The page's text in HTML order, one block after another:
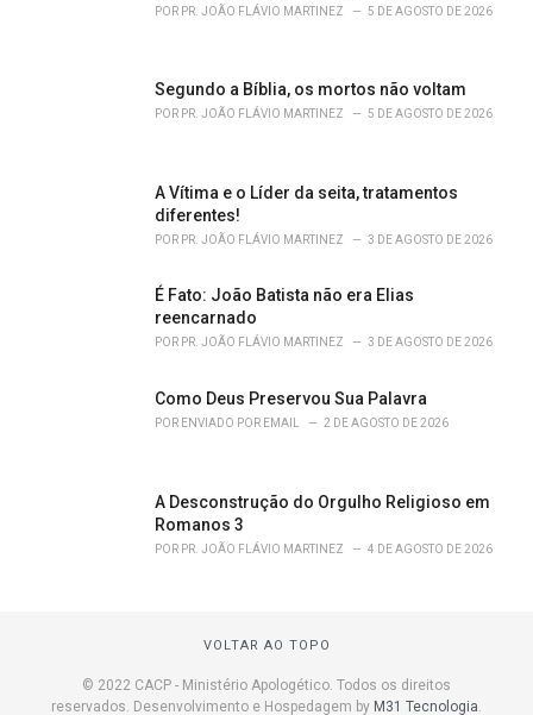
POR PR. JOÃO FLÁVIO MARTINEZ 5 DE AGOSTO DE 2026
Segundo a Bíblia, os mortos não voltam
POR PR. JOÃO FLÁVIO MARTINEZ 5 DE AGOSTO DE 2026
A Vítima e o Líder da seita, tratamentos
diferentes!
POR PR. JOÃO FLÁVIO MARTINEZ 3 DE AGOSTO DE 2026
É Fato: João Batista não era Elias
reencarnado
POR PR. JOÃO FLÁVIO MARTINEZ 3 DE AGOSTO DE 2026
Como Deus Preservou Sua Palavra
POR ENVIADO POR EMAIL 2 DE AGOSTO DE 2026
A Desconstrução do Orgulho Religioso em
Romanos 3
POR PR. JOÃO FLÁVIO MARTINEZ 4 DE AGOSTO DE 2026
VOLTAR AO TOPO
© 2022 CACP - Ministério Apologético. Todos os direitos
reservados. Desenvolvimento e Hospedagem by M31 Tecnologia.